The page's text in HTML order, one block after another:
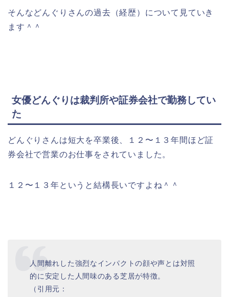
そんなどんぐりさんの過去（経歴）について見ていき
ます＾＾
女優どんぐりは裁判所や証券会社で勤務してい
た
どんぐりさんは短大を卒業後、１２〜１３年間ほど証
券会社で営業のお仕事をされていました。
１２〜１３年というと結構長いですよね＾＾
人間離れした強烈なインパクトの顔や声とは対照
的に安定した人間味のある芝居が特徴。
（引用元：